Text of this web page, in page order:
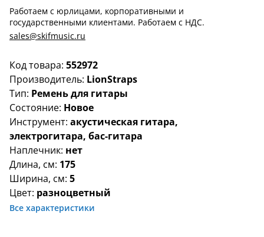
Код товара: 552972
Производитель: LionStraps
Тип: Ремень для гитары
Состояние: Новое
Инструмент: акустическая гитара,
электрогитара, бас-гитара
Наплечник: нет
Длина, см: 175
Ширина, см: 5
Цвет: разноцветный
Все характеристики
Работаем с юрлицами, корпоративными и
государственными клиентами. Работаем с НДС.
sales@skifmusic.ru